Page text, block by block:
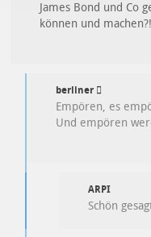
James Bond und Co
können und
berliner 
Empören, es
Und empören
ARPI
Schön